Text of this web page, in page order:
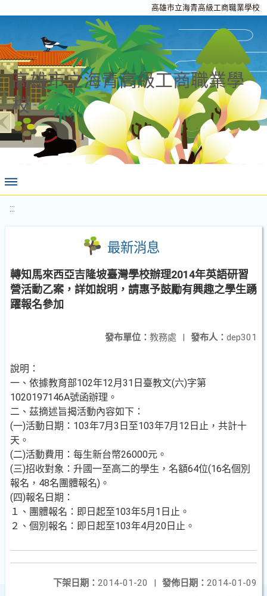
高雄市立海青高級工商職業學校
高雄市立海青高級工商職業學
校
:::
最新消息
轉知馬來西亞吉隆坡臺灣學校辦理2014年英語研習
營活動乙案，詳如說明，請惠予鼓勵有興趣之學生踴
躍報名參加
發布人： dep301
發布單位： 教務處 |
說明：
一、依據教育部102年12月31日臺教文(六)字第
1020197146A號函辦理。
二、茲摘述旨揭活動內容如下：
(一)活動日期：103年7月3日至103年7月12日止，共計十
天。
(二)活動費用：每生新台幣26000元。
(三)招收對象：升國一至高二的學生，名額64位(16名個別
報名，48名團體報名)。
(四)報名日期：
１、團體報名：即日起至103年5月1日止。
２、個別報名：即日起至103年4月20日止。
發佈日期： 2014-01-09
下架日期： 2014-01-20
|